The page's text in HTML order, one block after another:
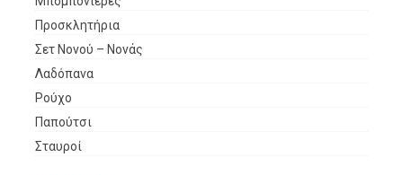
Προσκλητήρια
Σετ Νονού – Νονάς
Λαδόπανα
Ρούχο
Παπούτσι
Σταυροί